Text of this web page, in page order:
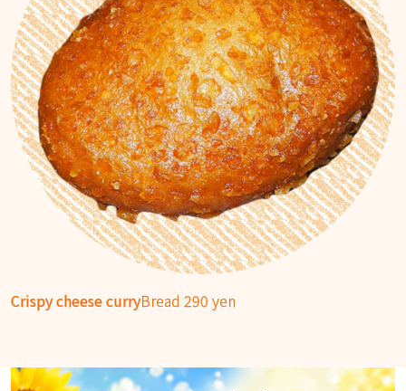
Crispy cheese curryBread 290 yen